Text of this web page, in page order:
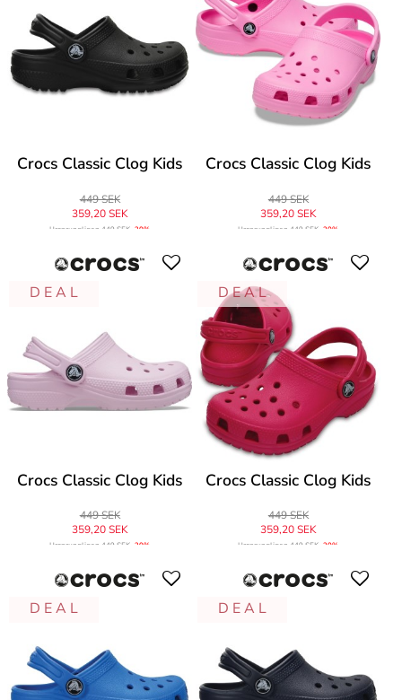
Crocs Classic Clog Kids
449 SEK
359,20 SEK
Ursprungligen 449 SEK -20%
Crocs Classic Clog Kids
449 SEK
359,20 SEK
Ursprungligen 449 SEK -20%
D E A L
Crocs Classic Clog Kids
449 SEK
359,20 SEK
Ursprungligen 449 SEK -20%
D E A L
Crocs Classic Clog Kids
449 SEK
359,20 SEK
Ursprungligen 449 SEK -20%
D E A L D E A L